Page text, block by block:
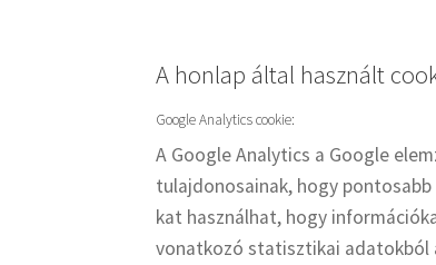
A honlap által használt
Google Analytics cookie:
A Google Analytics a Google
tulajdonosainak, hogy
kat használhat, hogy
vonatkozó statisztikai adatokból